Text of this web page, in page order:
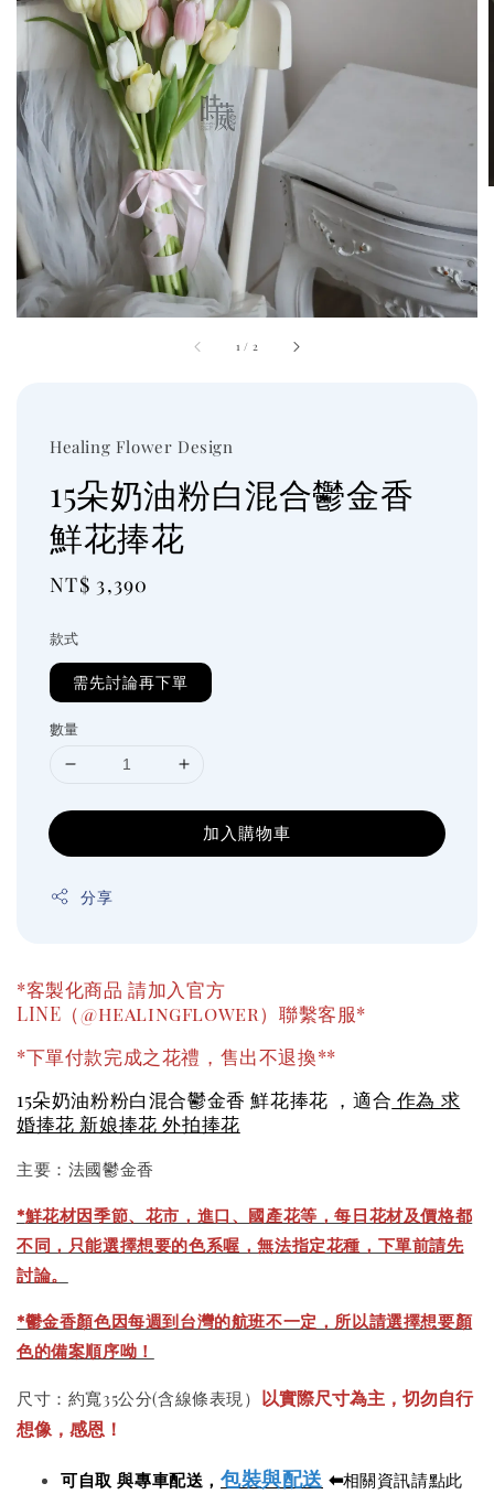
1 / 2
Healing Flower Design
15朵奶油粉白混合鬱金香
鮮花捧花
Regular
NT$ 3,390
款式
需先討論再下單
數量
加入購物車
分享
*客製化商品 請加入官方
LINE（@healingflower）聯繫客服*
*下單付款完成之花禮，售出不退換**
15朵奶油粉粉白混合鬱金香 鮮花捧花 ，適合 作為 求
婚捧花 新娘捧花 外拍捧花
主要：法國鬱金香
*鮮花材因季節、花市，進口、國產花等，每日花材及價格都
不同，只能選擇想要的色系喔，無法指定花種，下單前請先
討論。
*鬱金香顏色因每週到台灣的航班不一定，所以請選擇想要顏
色的備案順序呦！
尺寸：約寬35公分(含線條表現） 以實際尺寸為主，切勿自行
想像，感恩！
可自取 與專車配送， 包裝與配送 ⬅相關資訊請點此